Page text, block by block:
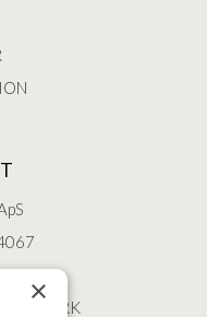
202
×